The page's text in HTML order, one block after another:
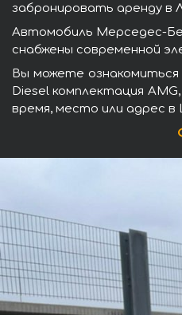
забронировать аренду в
Автомобиль Мерседес-
снабжены современной
Вы можете
Diesel комплектация
время, место или адрес